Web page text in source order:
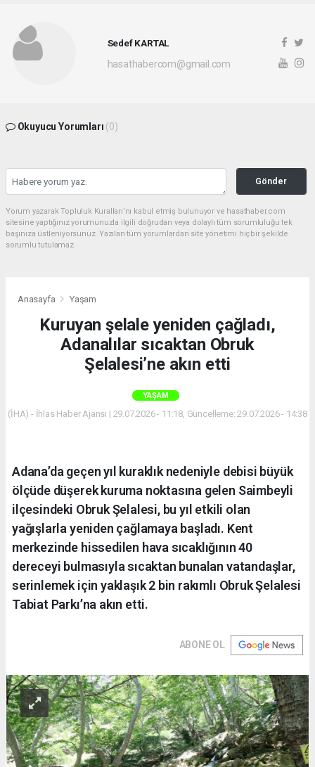
Sedef KARTAL
hasathabercom@gmail.com
Okuyucu Yorumları (0)
Gönder
Yorum yazarak Topluluk Kuralları’nı kabul etmiş bulunuyor ve hasathaber.com
sitesine yaptığınız yorumunuzla ilgili doğrudan veya dolaylı tüm sorumluluğu tek
başınıza üstleniyorsunuz. Yazılan tüm yorumlardan site yönetimi hiçbir şekilde
sorumlu tutulamaz.
Anasayfa Yaşam
Kuruyan şelale yeniden çağladı,
Adanalılar sıcaktan Obruk
Şelalesi’ne akın etti
YAŞAM
(İHA) - İhlas Haber Ajansı | 29.07.2026 - 11:18, Güncelleme: 29.07.2026 - 14:38
Adana’da geçen yıl kuraklık nedeniyle debisi büyük
ölçüde düşerek kuruma noktasına gelen Saimbeyli
ilçesindeki Obruk Şelalesi, bu yıl etkili olan
yağışlarla yeniden çağlamaya başladı. Kent
merkezinde hissedilen hava sıcaklığının 40
dereceyi bulmasıyla sıcaktan bunalan vatandaşlar,
serinlemek için yaklaşık 2 bin rakımlı Obruk Şelalesi
Tabiat Parkı’na akın etti.
ABONE OL